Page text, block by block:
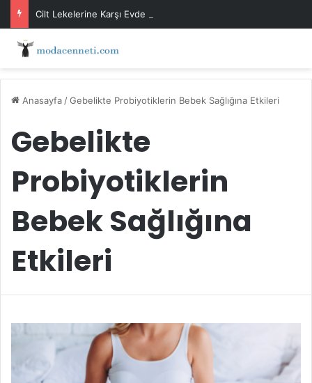
Cilt Lekelerine Karşı Evde Maske Önerileri
Anasayfa /Gebelikte Probiyotiklerin Bebek Sağlığına Etkileri
Gebelikte
Probiyotiklerin
Bebek Sağlığına
Etkileri